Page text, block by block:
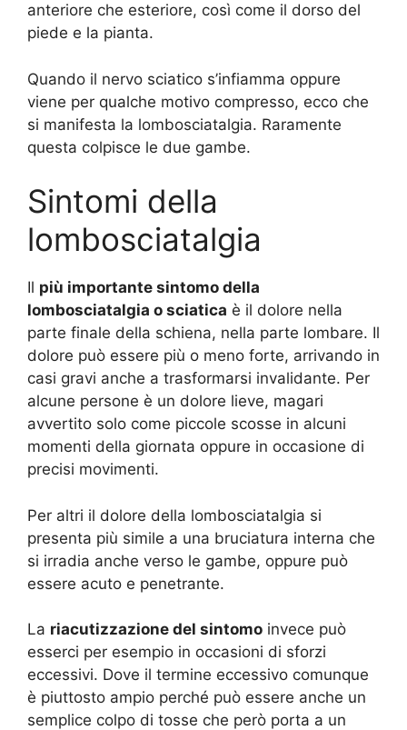
anteriore che esteriore, così come il dorso del
piede e la pianta.
Quando il nervo sciatico s’infiamma oppure
viene per qualche motivo compresso, ecco che
si manifesta la lombosciatalgia. Raramente
questa colpisce le due gambe.
Sintomi della
lombosciatalgia
Il più importante sintomo della
lombosciatalgia o sciatica è il dolore nella
parte finale della schiena, nella parte lombare. Il
dolore può essere più o meno forte, arrivando in
casi gravi anche a trasformarsi invalidante. Per
alcune persone è un dolore lieve, magari
avvertito solo come piccole scosse in alcuni
momenti della giornata oppure in occasione di
precisi movimenti.
Per altri il dolore della lombosciatalgia si
presenta più simile a una bruciatura interna che
si irradia anche verso le gambe, oppure può
essere acuto e penetrante.
La riacutizzazione del sintomo invece può
esserci per esempio in occasioni di sforzi
eccessivi. Dove il termine eccessivo comunque
è piuttosto ampio perché può essere anche un
semplice colpo di tosse che però porta a un